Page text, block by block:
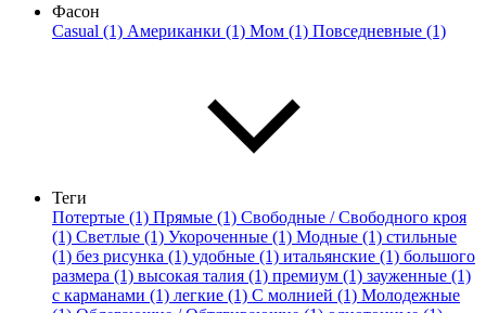
Фасон
Casual (1) Американки (1) Мом (1) Повседневные (1)
Теги
Потертые (1) Прямые (1) Свободные / Свободного кроя
(1) Светлые (1) Укороченные (1) Модные (1) стильные
(1) без рисунка (1) удобные (1) итальянские (1) большого
размера (1) высокая талия (1) премиум (1) зауженные (1)
с карманами (1) легкие (1) С молнией (1) Молодежные